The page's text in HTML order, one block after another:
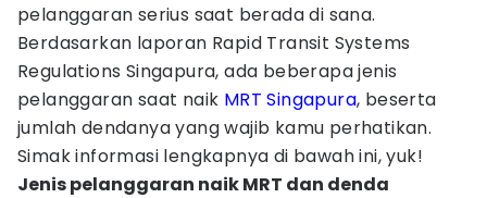
pelanggaran serius saat berada di sana.
Berdasarkan laporan Rapid Transit Systems
Regulations Singapura, ada beberapa jenis
pelanggaran saat naik MRT Singapura, beserta
jumlah dendanya yang wajib kamu perhatikan.
Simak informasi lengkapnya di bawah ini, yuk!
Jenis pelanggaran naik MRT dan denda